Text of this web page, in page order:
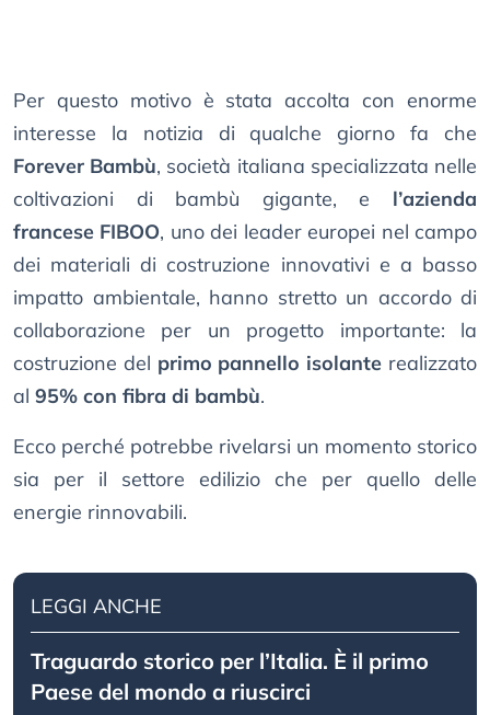
Per questo motivo è stata accolta con enorme
interesse la notizia di qualche giorno fa che
Forever Bambù, società italiana specializzata nelle
coltivazioni di bambù gigante, e l’azienda
francese FIBOO, uno dei leader europei nel campo
dei materiali di costruzione innovativi e a basso
impatto ambientale, hanno stretto un accordo di
collaborazione per un progetto importante: la
costruzione del primo pannello isolante realizzato
al 95% con fibra di bambù.
Ecco perché potrebbe rivelarsi un momento storico
sia per il settore edilizio che per quello delle
energie rinnovabili.
LEGGI ANCHE
Traguardo storico per l’Italia. È il primo
Paese del mondo a riuscirci